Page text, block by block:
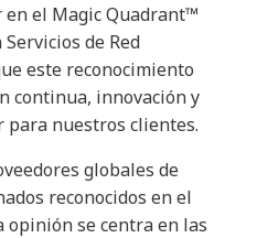
en el Magic Quadrant™
de Red
este reconocimiento
continua, innovación y
para nuestros clientes.
globales de
reconocidos en el
se centra en las